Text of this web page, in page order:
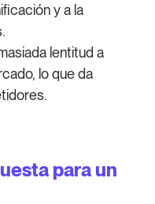
y a la
lentitud a
lo que da
para un